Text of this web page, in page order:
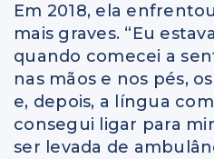
Em 2018, ela
mais graves. “Eu
quando comecei a
nas mãos e nos pés,
e, depois, a língua
consegui ligar para
ser levada de